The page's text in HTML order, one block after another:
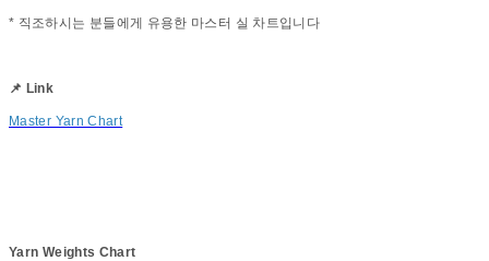
* 직조하시는 분들에게 유용한 마스터 실 차트입니다
📌 Link
Master Yarn Chart
Yarn Weights Chart